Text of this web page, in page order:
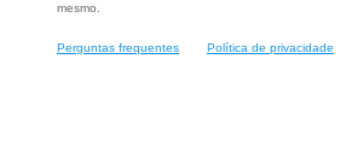
mesmo.
Perguntas frequentes Política de privacidade